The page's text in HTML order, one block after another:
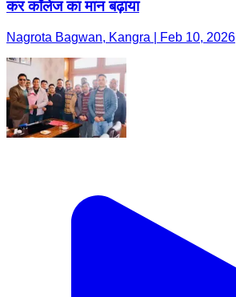
कर कॉलेज का मान बढ़ाया
Nagrota Bagwan, Kangra | Feb 10, 2026